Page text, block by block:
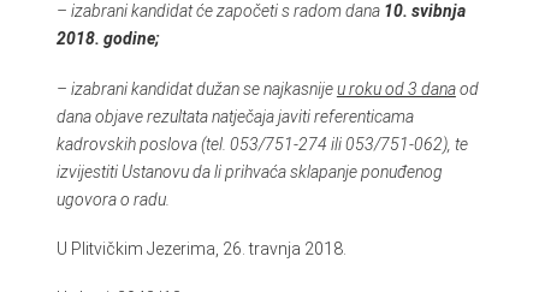
– izabrani kandidat će započeti s radom dana 10. svibnja
2018. godine;
– izabrani kandidat dužan se najkasnijeu roku od 3 danaod
dana objave rezultata natječaja javiti referenticama
kadrovskih poslova (tel. 053/751-274 ili 053/751-062), te
izvijestiti Ustanovu da li prihvaća sklapanje ponuđenog
ugovora o radu.
U Plitvičkim Jezerima, 26. travnja 2018.